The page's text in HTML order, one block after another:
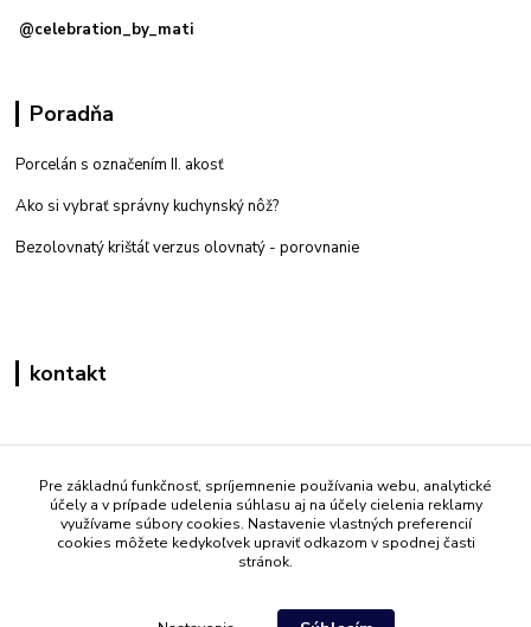
@celebration_by_mati
Poradňa
Porcelán s označením II. akosť
Ako si vybrať správny kuchynský nôž?
Bezolovnatý krištáľ verzus olovnatý - porovnanie
kontakt
+421 908 861 051
(Po - Pia 7:30-15:30)
info@mati.sk
Pre základnú funkčnosť, spríjemnenie používania webu, analytické
účely a v prípade udelenia súhlasu aj na účely cielenia reklamy
využívame súbory cookies. Nastavenie vlastných preferencií
cookies môžete kedykoľvek upraviť odkazom v spodnej časti
stránok.